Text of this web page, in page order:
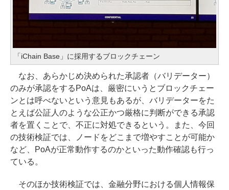
「iChain Base」に採用するブロックチェーン
なお、あらかじめ決められた承認者（バリデーター）
のみが承認をするPoAは、厳密にいうとブロックチェー
ンとは呼べないという意見もあるが、バリデーターをた
とえば公証人のような公正かつ厳格に判断ができる承認
者を置くことで、不正に対処できるという。また、今回
の技術検証では、ノードをどこまで増やすことが可能か
など、PoAが正常動作するのかといった動作確認も行っ
ている。
そのほか技術検証では、金融分野における個人情報保